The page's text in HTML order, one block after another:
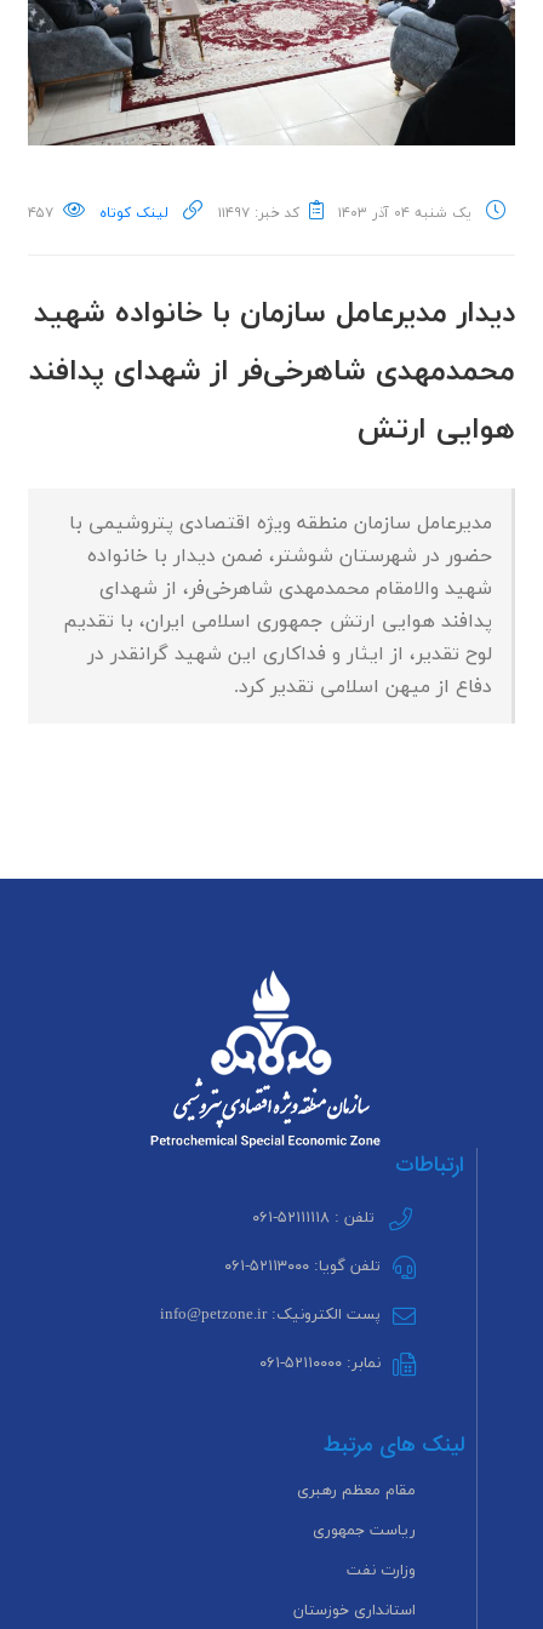
یک شنبه ۰۴ آذر ۱۴۰۳ کد خبر: ۱۱۴۹۷ لینک کوتاه ۴۵۷
دیدار مدیرعامل سازمان با خانواده شهید
محمدمهدی شاهرخی‌فر از شهدای پدافند
هوایی ارتش
مدیرعامل سازمان منطقه ویژه اقتصادی پتروشیمی با
حضور در شهرستان شوشتر، ضمن دیدار با خانواده
شهید والامقام محمدمهدی شاهرخی‌فر، از شهدای
پدافند هوایی ارتش جمهوری اسلامی ایران، با تقدیم
لوح تقدیر، از ایثار و فداکاری این شهید گرانقدر در
دفاع از میهن اسلامی تقدیر کرد.
ارتباطات
تلفن : ۵۲۱۱۱۱۱۸-۰۶۱
تلفن گویا: ۵۲۱۱۳۰۰۰-۰۶۱
پست الکترونیک: info@petzone.ir
نمابر: ۵۲۱۱۰۰۰۰-۰۶۱
لینک های مرتبط
مقام معظم رهبری
ریاست جمهوری
وزارت نفت
استانداری خوزستان